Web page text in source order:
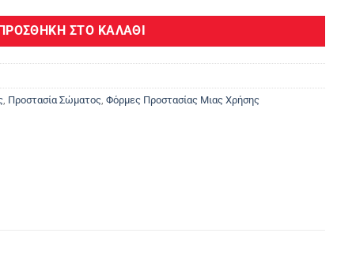
ΠΡΟΣΘΉΚΗ ΣΤΟ ΚΑΛΆΘΙ
Προστασία Σώματος Φόρμες Προστασίας Μιας Χρήσης